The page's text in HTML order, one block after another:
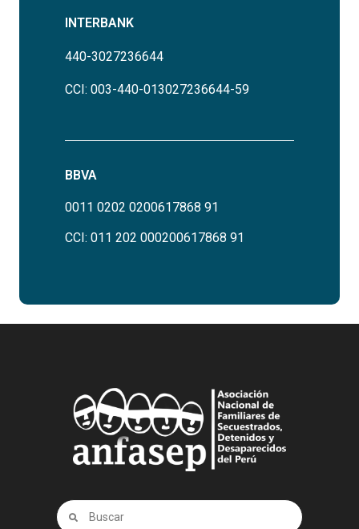
INTERBANK
440-3027236644
CCI: 003-440-013027236644-59
BBVA
0011 0202 0200617868 91
CCI: 011 202 000200617868 91